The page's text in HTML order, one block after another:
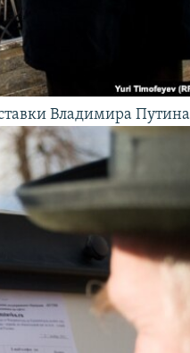
Владимира Путина